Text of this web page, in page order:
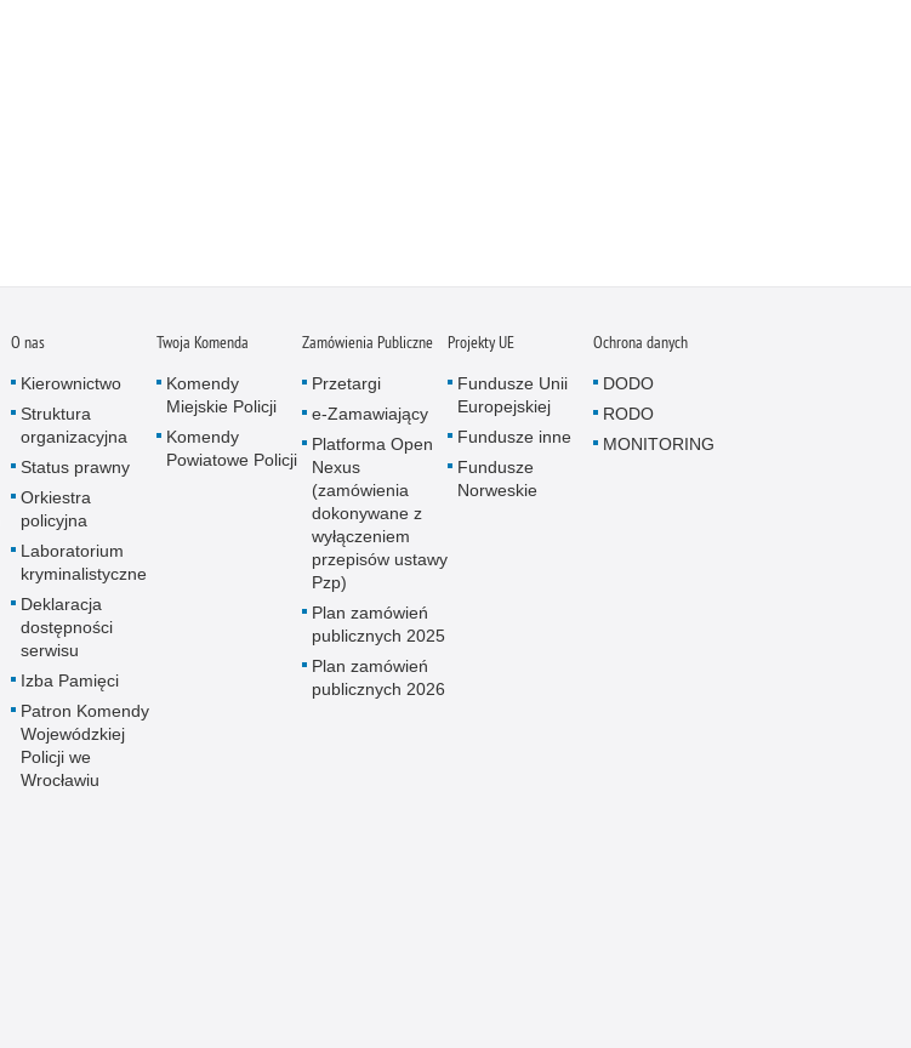
O nas
Kierownictwo
Struktura
organizacyjna
Status prawny
Orkiestra
policyjna
Laboratorium
kryminalistyczne
Deklaracja
dostępności
serwisu
Izba Pamięci
Patron Komendy
Wojewódzkiej
Policji we
Wrocławiu
Twoja Komenda
Komendy
Miejskie Policji
Komendy
Powiatowe Policji
Zamówienia Publiczne
Przetargi
e-Zamawiający
Platforma Open
Nexus
(zamówienia
dokonywane z
wyłączeniem
przepisów ustawy
Pzp)
Plan zamówień
publicznych 2025
Plan zamówień
publicznych 2026
Projekty UE
Fundusze Unii
Europejskiej
Fundusze inne
Fundusze
Norweskie
Ochrona danych
DODO
RODO
MONITORING